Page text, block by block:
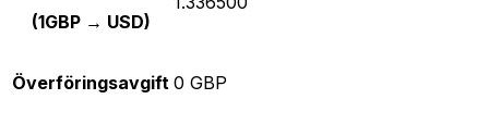
(1GBP → USD)
Överföringsavgift 0 GBP